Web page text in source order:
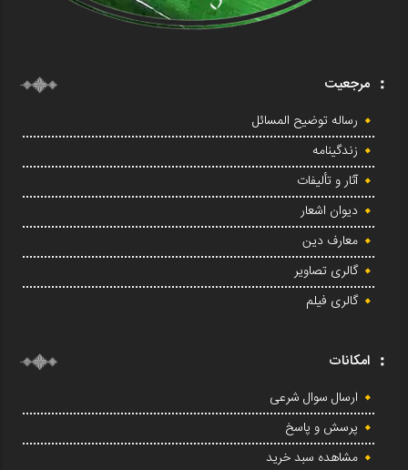
مرجعیت
رساله توضیح المسائل
زندگینامه
آثار و تألیفات
دیوان اشعار
معارف دین
گالری تصاویر
گالری فیلم
امکانات
ارسال سوال شرعی
پرسش و پاسخ
مشاهده سبد خرید